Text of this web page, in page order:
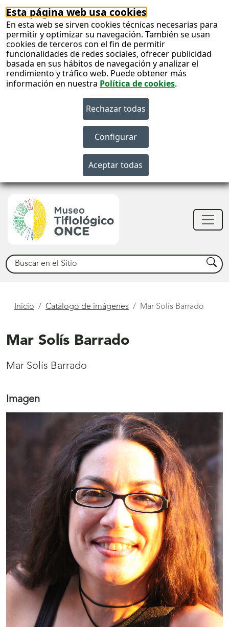
Esta página web usa cookies
En esta web se sirven cookies técnicas necesarias para
permitir y optimizar su navegación. También se usan
cookies de terceros con el fin de permitir
funcionalidades de redes sociales, ofrecer publicidad
basada en sus hábitos de navegación y analizar el
rendimiento y tráfico web. Puede obtener más
información en nuestra Política de cookies.
Buscar Buscar
Está
Inicio Catálogo de imágenes Mar Solís Barrado
Mar Solís Barrado
Mar Solís Barrado
Imagen